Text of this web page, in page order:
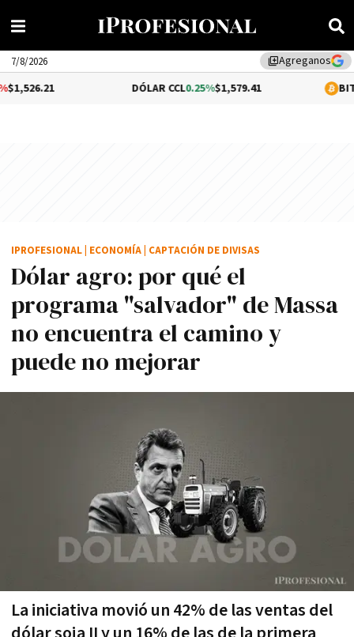
library_addAgreganos
7/8/2026
0.25%$1,579.41 1.14%
Dólar agro: por qué el
programa "salvador" de Massa
no encuentra el camino y
puede no mejorar
La iniciativa movió un 42% de las ventas del
IPROFESIONAL ECONOMÍA CAPTACIÓN DE DIVISAS